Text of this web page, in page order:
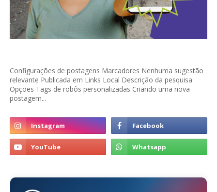
Configurações de postagens Marcadores Nenhuma sugestão
relevante Publicada em Links Local Descrição da pesquisa
Opções Tags de robôs personalizadas Criando uma nova
postagem...